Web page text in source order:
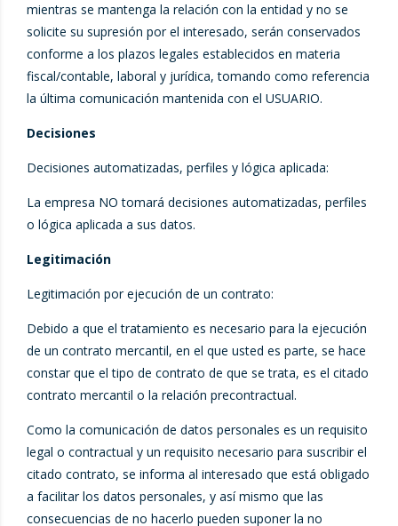
mientras se mantenga la relación con la entidad y no se
solicite su supresión por el interesado, serán conservados
conforme a los plazos legales establecidos en materia
fiscal/contable, laboral y jurídica, tomando como referencia
la última comunicación mantenida con el USUARIO.
Decisiones
Decisiones automatizadas, perfiles y lógica aplicada:
La empresa NO tomará decisiones automatizadas, perfiles
o lógica aplicada a sus datos.
Legitimación
Legitimación por ejecución de un contrato:
Debido a que el tratamiento es necesario para la ejecución
de un contrato mercantil, en el que usted es parte, se hace
constar que el tipo de contrato de que se trata, es el citado
contrato mercantil o la relación precontractual.
Como la comunicación de datos personales es un requisito
legal o contractual y un requisito necesario para suscribir el
citado contrato, se informa al interesado que está obligado
a facilitar los datos personales, y así mismo que las
consecuencias de no hacerlo pueden suponer la no